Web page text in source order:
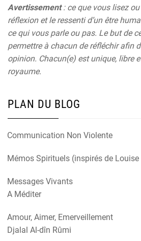
Avertissement: ce que vous lisez
réflexion et le ressenti d’un être
ce qui vous parle ou pas. Le but de
permettre à chacun de réfléchir afin
opinion. Chacun(e) est unique, libre
royaume.
PLAN DU BLOG
Communication Non Violente
Mémos Spirituels (inspirés de Louise
Messages Vivants
A Méditer
Amour, Aimer, Emerveillement
Djalal Al-dîn Rûmi